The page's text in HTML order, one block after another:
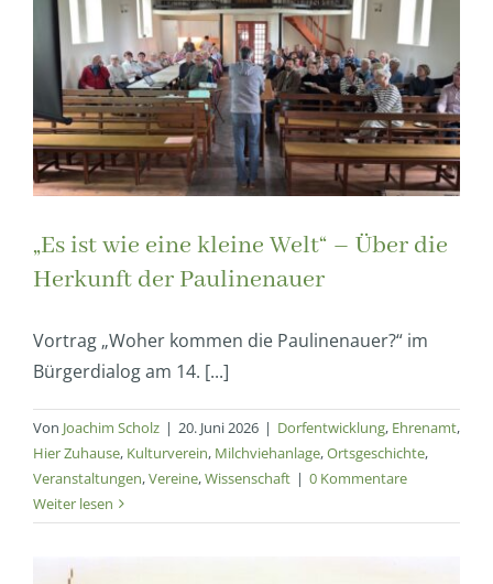
„Es ist wie eine kleine Welt“ – Über die
Herkunft der Paulinenauer
Vortrag „Woher kommen die Paulinenauer?“ im
Bürgerdialog am 14. [...]
Von Joachim Scholz | 20. Juni 2026 | Dorfentwicklung, Ehrenamt,
Hier Zuhause, Kulturverein, Milchviehanlage,Ortsgeschichte,
Veranstaltungen,Vereine,Wissenschaft | 0 Kommentare
Weiter lesen